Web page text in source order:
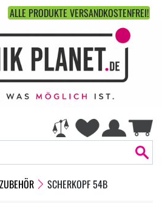
ALLE PRODUKTE VERSANDKOSTENFREI!
SCHERKOPF 54B